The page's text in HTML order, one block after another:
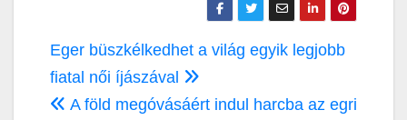
Bejegyzés
navigáció
Eger büszkélkedhet a világ egyik legjobb
fiatal női íjászával
A föld megóvásáért indul harcba az egri